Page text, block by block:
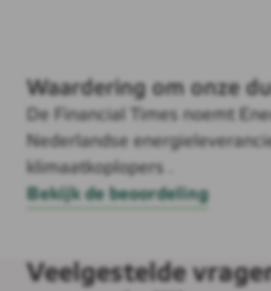
Waardering om onze
De Financial Times noemt
Nederlandse
klimaatkoplopers .
Bekijk de beoordeling
Veelgestelde